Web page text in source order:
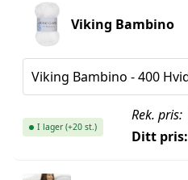
Viking Bambino
Rek. pris:
Ditt pris:
I lager (+20 st.)